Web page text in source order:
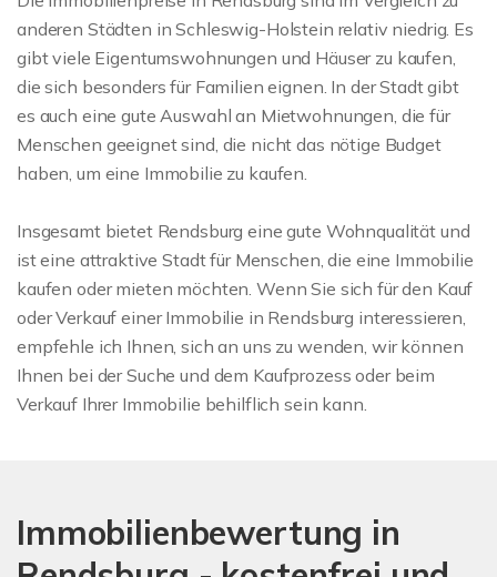
anderen Städten in Schleswig-Holstein relativ niedrig. Es
gibt viele Eigentumswohnungen und Häuser zu kaufen,
die sich besonders für Familien eignen. In der Stadt gibt
es auch eine gute Auswahl an Mietwohnungen, die für
Menschen geeignet sind, die nicht das nötige Budget
haben, um eine Immobilie zu kaufen.
Insgesamt bietet Rendsburg eine gute Wohnqualität und
ist eine attraktive Stadt für Menschen, die eine Immobilie
kaufen oder mieten möchten. Wenn Sie sich für den Kauf
oder Verkauf einer Immobilie in Rendsburg interessieren,
empfehle ich Ihnen, sich an uns zu wenden, wir können
Ihnen bei der Suche und dem Kaufprozess oder beim
Verkauf Ihrer Immobilie behilflich sein kann.
Immobilienbewertung in